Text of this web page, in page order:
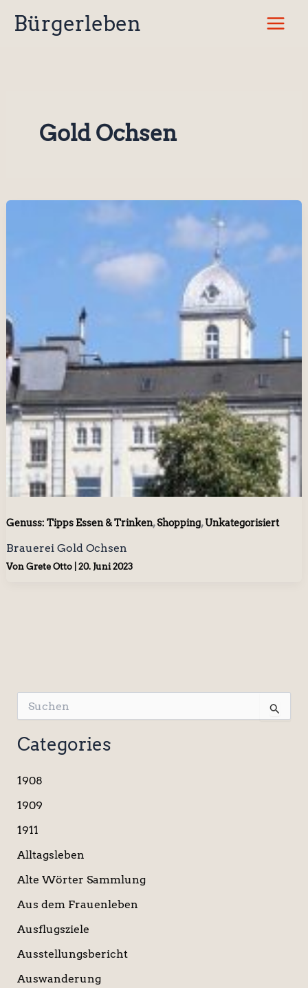
InhaltBürgerleben
Gold Ochsen
Genuss: Tipps Essen & Trinken,Shopping,Unkategorisiert
Brauerei Gold Ochsen
Von Grete Otto 20. Juni 2023
u
c
h
n
a
h
Categories
1908
1909
1911
Alltagsleben
Alte Wörter Sammlung
Aus dem Frauenleben
Ausflugsziele
Ausstellungsbericht
Auswanderung